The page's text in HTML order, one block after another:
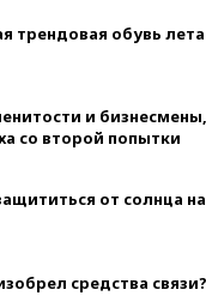
трендовая обувь лета
и
со второй попытки
от солнца
средства связи?